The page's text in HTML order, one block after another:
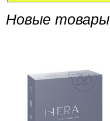
Новые товары